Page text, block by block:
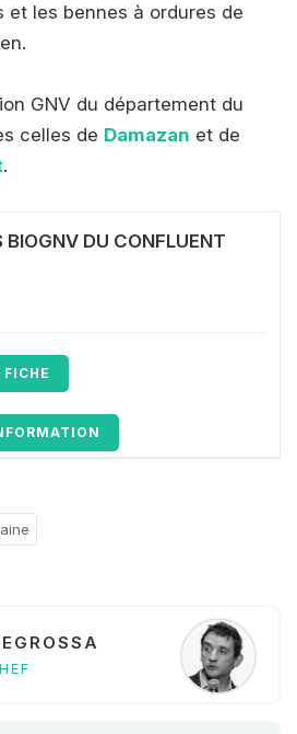
et les bennes à ordures de
GNV du département du
celles de Damazan et de
.
BIOGNV DU CONFLUENT